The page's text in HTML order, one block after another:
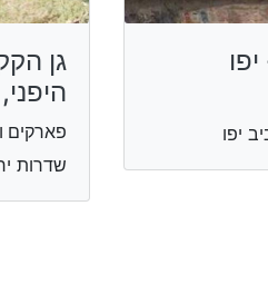
יפו
גן
פארקים
שדרות